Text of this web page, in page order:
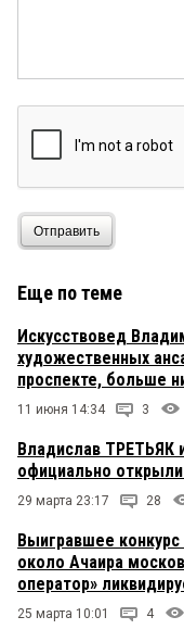
любом
Омичу 19
Зачем
долевое
штор и
киви 19
омич 19
не надо
Отправить
Еще по теме
Искусствовед
художественных
проспекте, больше
11 июня 14:34 3
Владислав ТРЕТЬЯК
официально
29 марта 23:17 28
Выигравшее
около Ачаира
оператор»
25 марта 10:01 4